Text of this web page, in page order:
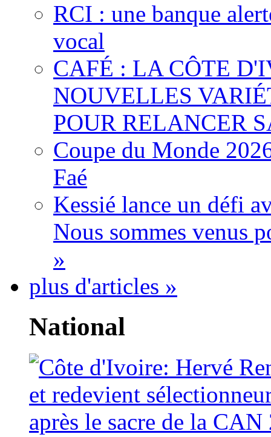
RCI : une banque
vocal
CAFÉ : LA CÔTE
NOUVELLES
POUR RELANCER
Coupe du Monde
Faé
Kessié lance un défi
Nous sommes venus
»
plus d'articles »
National